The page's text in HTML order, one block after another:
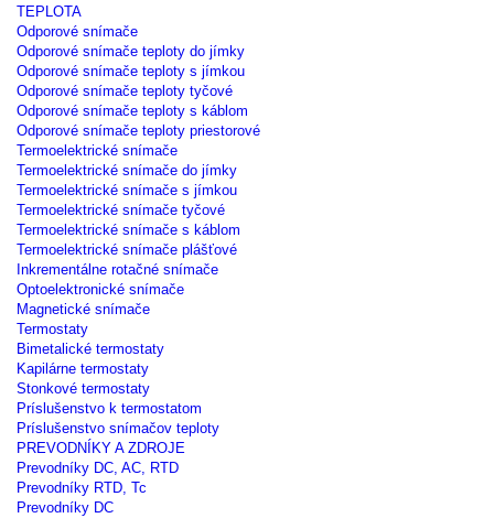
TEPLOTA
Odporové snímače
Odporové snímače teploty do jímky
Odporové snímače teploty s jímkou
Odporové snímače teploty tyčové
Odporové snímače teploty s káblom
Odporové snímače teploty priestorové
Termoelektrické snímače
Termoelektrické snímače do jímky
Termoelektrické snímače s jímkou
Termoelektrické snímače tyčové
Termoelektrické snímače s káblom
Termoelektrické snímače plášťové
Inkrementálne rotačné snímače
Optoelektronické snímače
Magnetické snímače
Termostaty
Bimetalické termostaty
Kapilárne termostaty
Stonkové termostaty
Príslušenstvo k termostatom
Príslušenstvo snímačov teploty
PREVODNÍKY A ZDROJE
Prevodníky DC, AC, RTD
Prevodníky RTD, Tc
Prevodníky DC